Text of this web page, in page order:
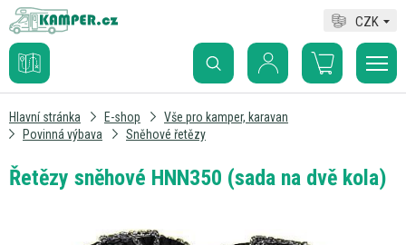
CZK
Hlavní stránka E-shop
Vše pro kamper, karavan
Povinná výbava
Sněhové řetězy
Řetězy sněhové HNN350 (sada na dvě kola)